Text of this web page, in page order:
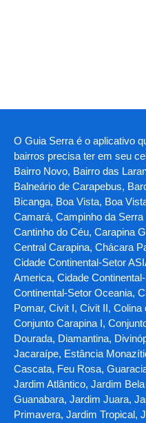
O Guia Serra é o aplicativo
bairros precisa ter em seu
Bairro Novo, Bairro das
Balneário de Carapebus,
Bicanga, Boa Vista, Boa
Camará, Campinho da
Cantinho do Céu, Carapina
Central Carapina, Chácara
Cidade Continental-Setor
America, Cidade
Continental-Setor Oceania,
Pomar, Civit I, Civit II,
Conjunto Carapina I,
Dourada, Diamantina,
Jacaraípe, Estância
Cascata, Feu Rosa,
Jardim Atlântico, Jardim
Guanabara, Jardim Juara,
Primavera, Jardim Tropical,